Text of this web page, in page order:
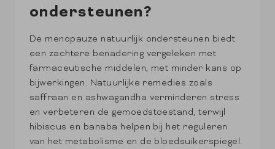
ondersteunen?
De menopauze natuurlijk ondersteunen biedt
een zachtere benadering vergeleken met
farmaceutische middelen, met minder kans op
bijwerkingen. Natuurlijke remedies zoals
saffraan en ashwagandha verminderen stress
en verbeteren de gemoedstoestand, terwijl
hibiscus en banaba helpen bij het reguleren
van het metabolisme en de bloedsuikerspiegel.